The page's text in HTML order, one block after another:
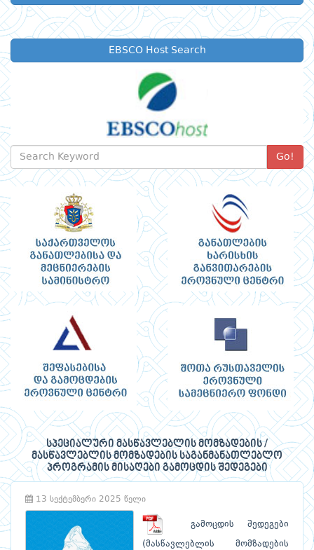
EBSCO Host Search
Go!
სპეციალური მასწავლებლის მომზადების /
მასწავლებლის მომზადების საგანმანათლებლო
პროგრამის მისაღები გამოცდის შედეგები
13 სექტემბერი 2025 წელი
გამოცდის შედეგები
(მასწავლებლის მომზადების